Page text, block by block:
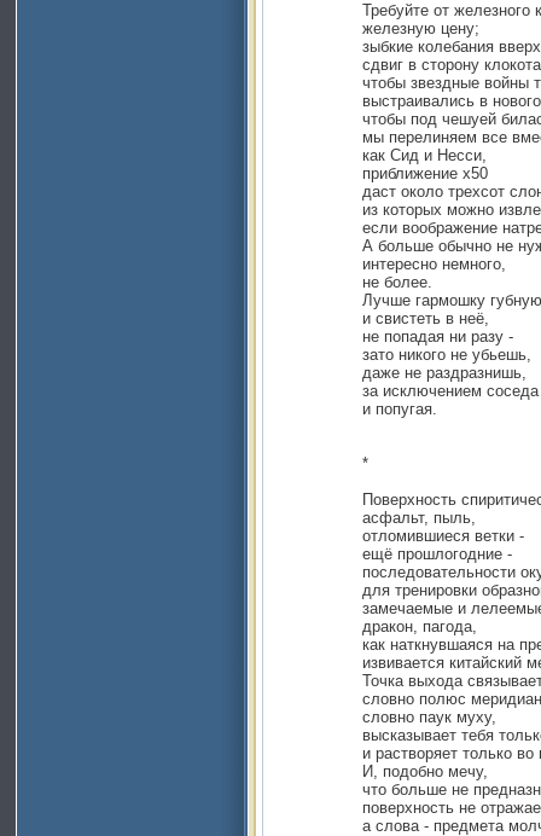
Требуйте от железного
железную цену;
зыбкие колебания
сдвиг в сторону
чтобы звездные войны
выстраивались в
чтобы под чешуей
мы перелиняем все
как Сид и Несси,
приближение х50
даст около трехсот
из которых можно
если воображение
А больше обычно не
интересно немного,
не более.
Лучше гармошку
и свистеть в неё,
не попадая ни разу -
зато никого не убьешь,
даже не раздразнишь,
за исключением соседа
и попугая.
*
Поверхность
асфальт, пыль,
отломившиеся ветки -
ещё прошлогодние -
последовательности
для тренировки
замечаемые и
дракон, пагода,
как наткнувшаяся на
извивается китайский
Точка выхода
словно полюс
словно паук муху,
высказывает тебя
и растворяет только
И, подобно мечу,
что больше не
поверхность не
а слова - предмета